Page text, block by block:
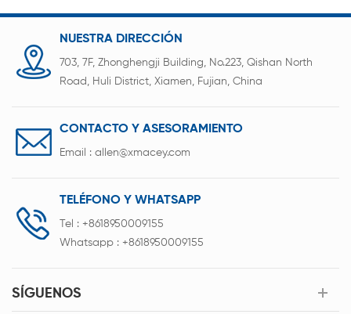
NUESTRA DIRECCIÓN
703, 7F, Zhonghengji Building, No.223, Qishan North
Road, Huli District, Xiamen, Fujian, China
CONTACTO Y ASESORAMIENTO
Email : allen@xmacey.com
TELÉFONO Y WHATSAPP
Tel : +8618950009155
Whatsapp : +8618950009155
SÍGUENOS